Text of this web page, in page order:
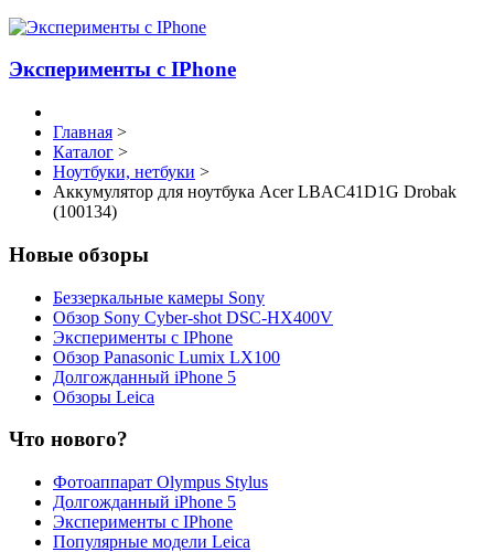
Эксперименты с IPhone
Главная >
Каталог >
Ноутбуки, нетбуки >
Аккумулятор для ноутбука Acer LBAC41D1G Drobak
(100134)
Новые обзоры
Беззеркальные камеры Sony
Обзор Sony Cyber-shot DSC-HX400V
Эксперименты с IPhone
Обзор Panasonic Lumix LX100
Долгожданный iPhone 5
Обзоры Leica
Что нового?
Фотоаппарат Olympus Stylus
Долгожданный iPhone 5
Эксперименты с IPhone
Популярные модели Leica